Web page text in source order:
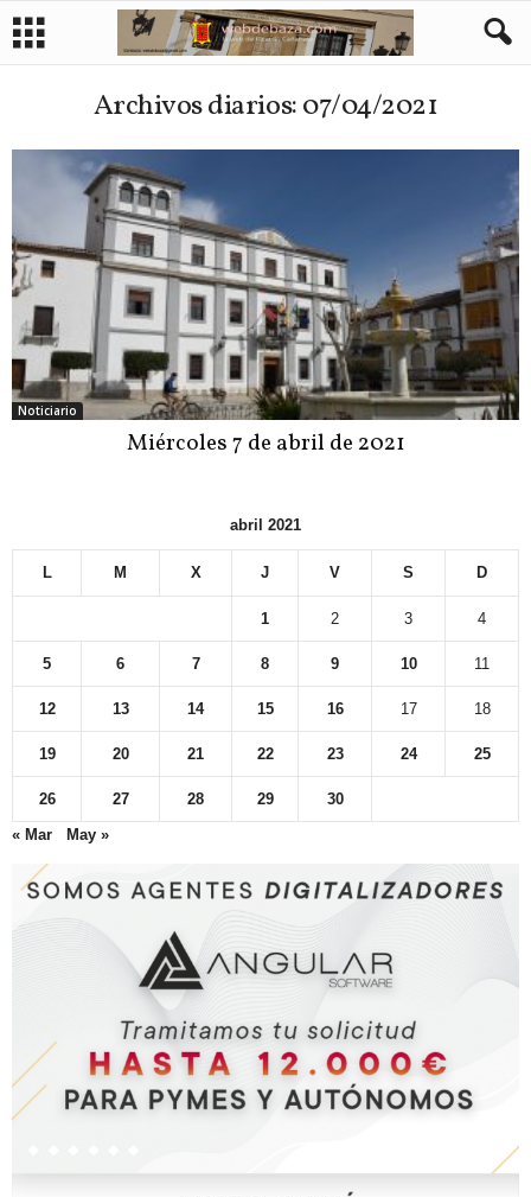
Archivos diarios: 07/04/2021
Noticiario
Miércoles 7 de abril de 2021
abril 2021
L M X J V S D
1 2 3 4
5 6 7 8 9 10 11
12 13 14 15 16 17 18
19 20 21 22 23 24 25
26 27 28 29
30
« Mar
May »